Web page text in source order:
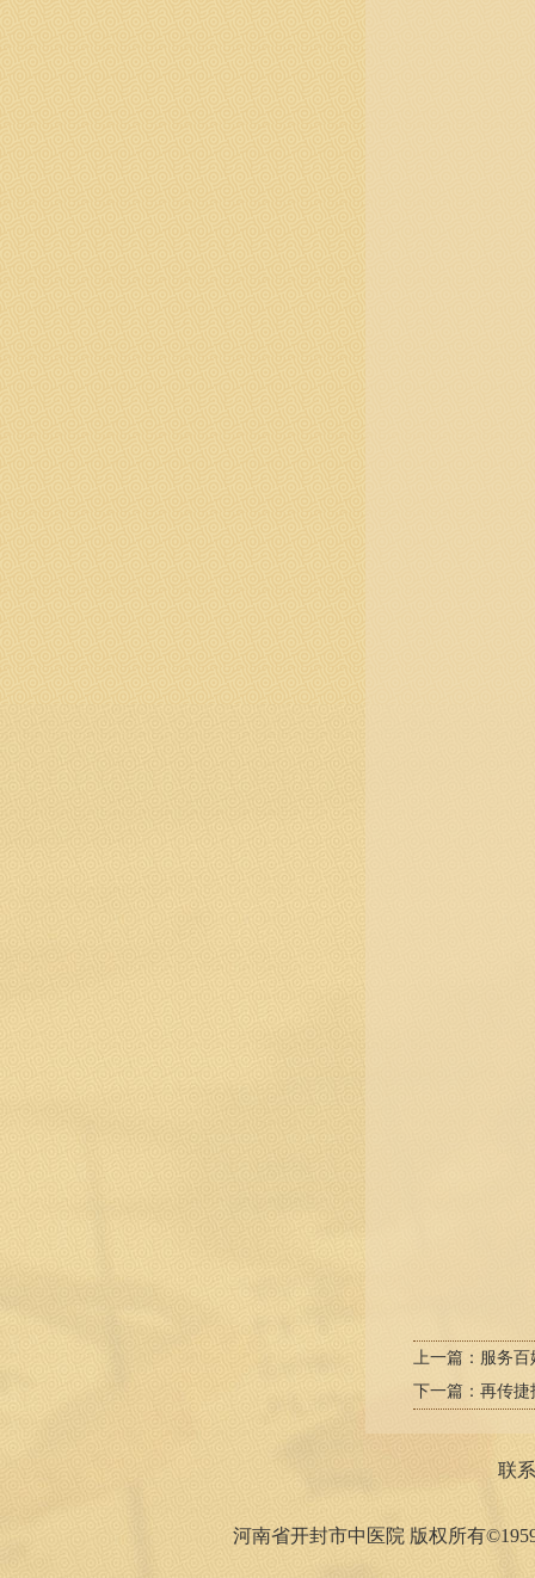
上一篇： 服务
下一篇： 再传捷
联
河南省开封市中医院 版权所有